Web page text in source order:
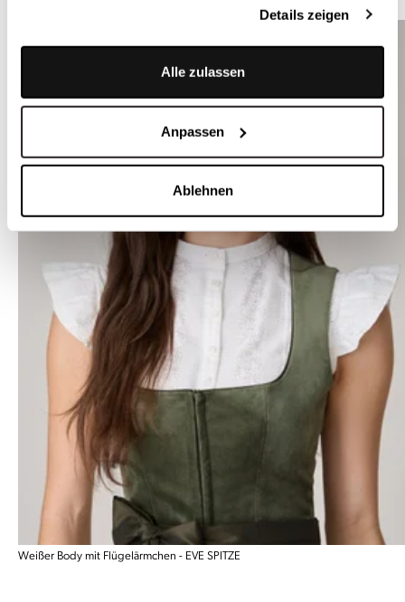
Details zeigen
Alle zulassen
Anpassen
Ablehnen
Weißer Body mit Flügelärmchen - EVE SPITZE